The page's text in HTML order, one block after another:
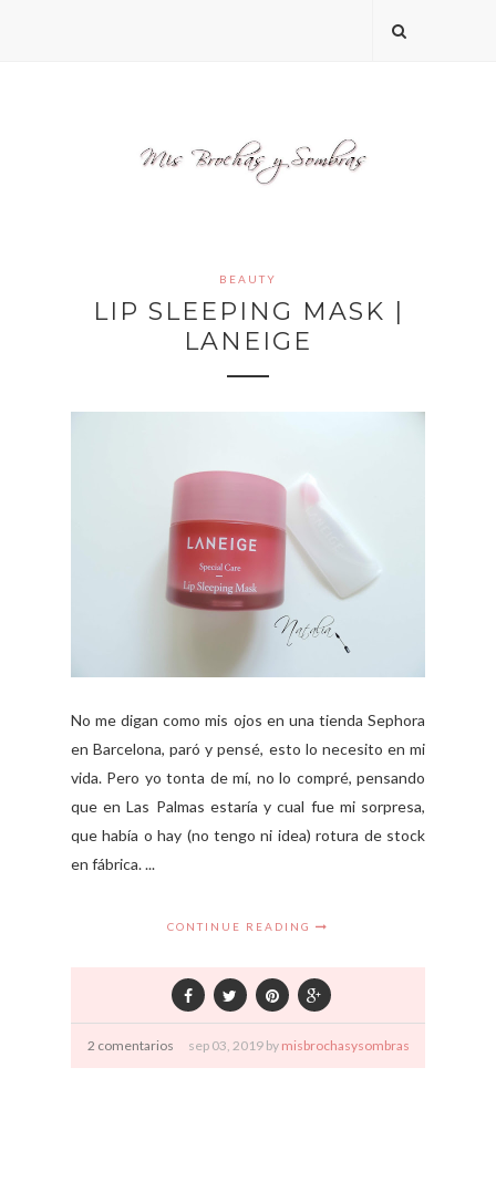
BEAUTY
LIP SLEEPING MASK |
LANEIGE
No me digan como mis ojos en una tienda Sephora
en Barcelona, paró y pensé, esto lo necesito en mi
vida. Pero yo tonta de mí, no lo compré, pensando
que en Las Palmas estaría y cual fue mi sorpresa,
que había o hay (no tengo ni idea) rotura de stock
en fábrica. ...
CONTINUE READING
2 comentarios sep 03, 2019 by misbrochasysombras